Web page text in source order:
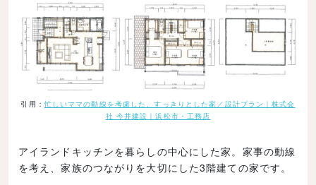
引用： 忙しいママの動線を考慮した、すっきりとした家／設計プラン｜株式会
社 今井建設｜浜松市・工務店
アイランドキッチンを暮らしの中心にした家。家事の動線
を考え、家族のつながりを大切にした3階建ての家です。